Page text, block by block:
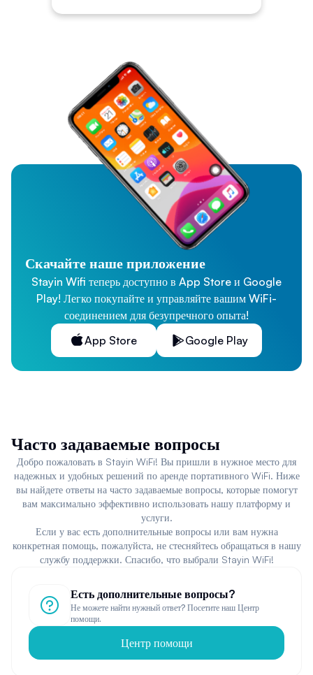
Скачайте наше приложение
Stayin Wifi теперь доступно в App Store и Google
Play! Легко покупайте и управляйте вашим WiFi-
соединением для безупречного опыта!
App Store
Google Play
Часто задаваемые вопросы
Добро пожаловать в Stayin WiFi! Вы пришли в нужное место для
надежных и удобных решений по аренде портативного WiFi. Ниже
вы найдете ответы на часто задаваемые вопросы, которые помогут
вам максимально эффективно использовать нашу платформу и
услуги.
Если у вас есть дополнительные вопросы или вам нужна
конкретная помощь, пожалуйста, не стесняйтесь обращаться в нашу
службу поддержки. Спасибо, что выбрали Stayin WiFi!
Есть дополнительные вопросы?
Не можете найти нужный ответ? Посетите наш Центр
помощи.
Центр помощи